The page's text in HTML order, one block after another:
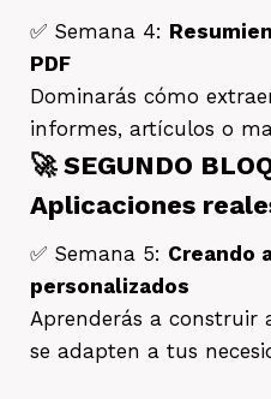
✅ Semana 4:
PDF
Dominarás cómo
informes, artículos o
🚀 SEGUNDO
Aplicaciones
✅ Semana 5: Creando
personalizados
Aprenderás a construir
se adapten a tus